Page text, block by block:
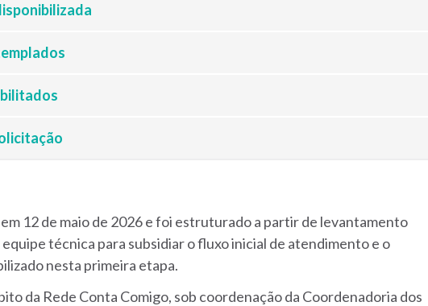
12 de maio de 2026 e foi estruturado a partir de levantamento
técnica para subsidiar o fluxo inicial de atendimento e o
nesta primeira etapa.
da Rede Conta Comigo, sob coordenação da Coordenadoria dos